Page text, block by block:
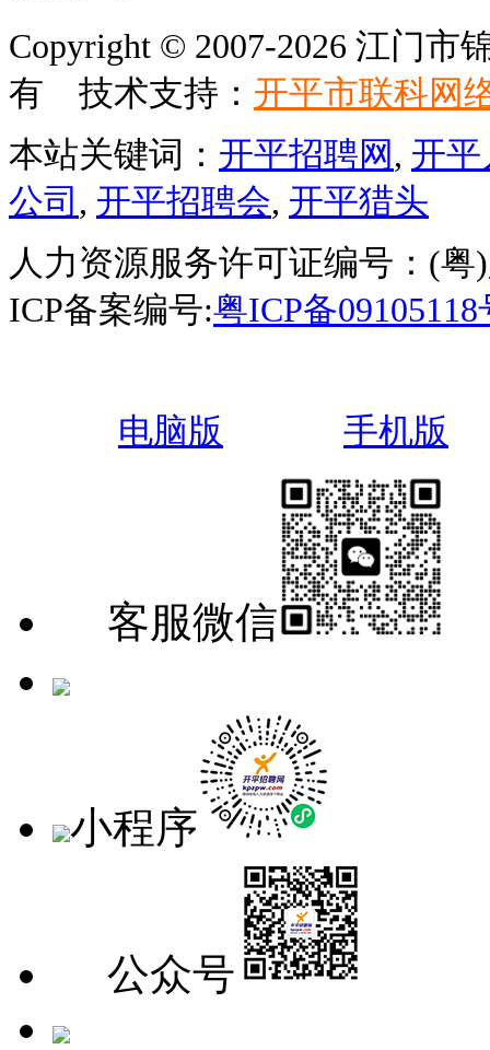
Copyright © 2007-2026 江门市
有 技术支持： 开平市联科网
本站关键词： 开平招聘网 , 开
公司 , 开平招聘会, 开平猎头
人力资源服务许可证编号：(
ICP备案编号:粤ICP备09105118
电脑版 手机版
客服微信
小程序
公众号